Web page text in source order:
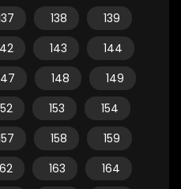
138
139
143
144
148
149
153
154
158
159
163
164